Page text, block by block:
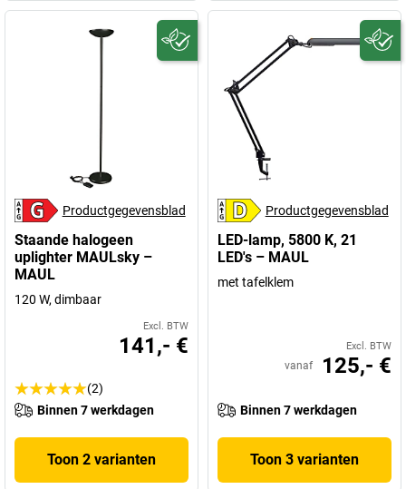
Productgegevensblad
Staande halogeen
uplighter MAULsky –
MAUL
120 W, dimbaar
Excl. BTW
141,- €
(2)
Binnen 7 werkdagen
Toon 2 varianten
Productgegevensblad
LED-lamp, 5800 K, 21
LED's – MAUL
met tafelklem
Excl. BTW
vanaf 125,- €
Binnen 7 werkdagen
Toon 3 varianten